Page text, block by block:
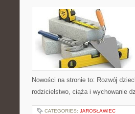
Nowości na stronie to: Rozwój
rodzicielstwo, ciąża i wychowanie
CATEGORIES: JAROSŁAWIEC